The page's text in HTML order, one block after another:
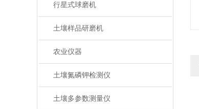
行星式球磨机
土壤样品研磨机
农业仪器
土壤氮磷钾检测仪
土壤多参数测量仪